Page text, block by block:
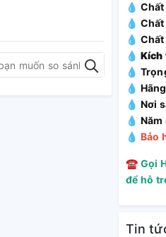
💧
💧
💧
💧 Kích
💧
💧
💧 Nơi
💧
💧 Bảo
☎ Gọi
để hỗ
Tin